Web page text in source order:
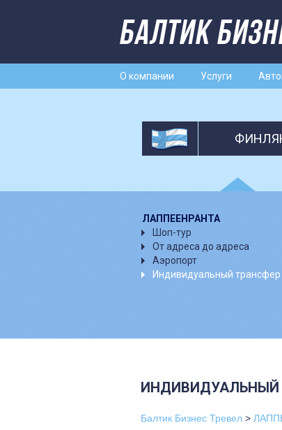
О компании Услуги
ЛАППЕЕНРАНТА
Шоп-тур
От адреса до адреса
Аэропорт
Индивидуальный трансфер
ИНДИВИДУАЛЬНЫЙ
Балтик Бизнес Тревел >